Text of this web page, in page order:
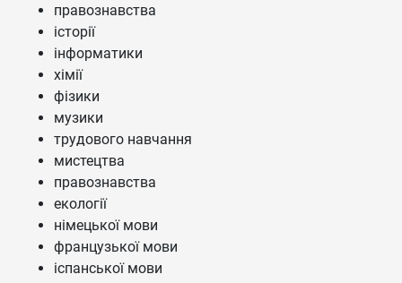
правознавства
історії
інформатики
хімії
фізики
музики
трудового навчання
мистецтва
правознавства
екології
німецької мови
французької мови
іспанської мови